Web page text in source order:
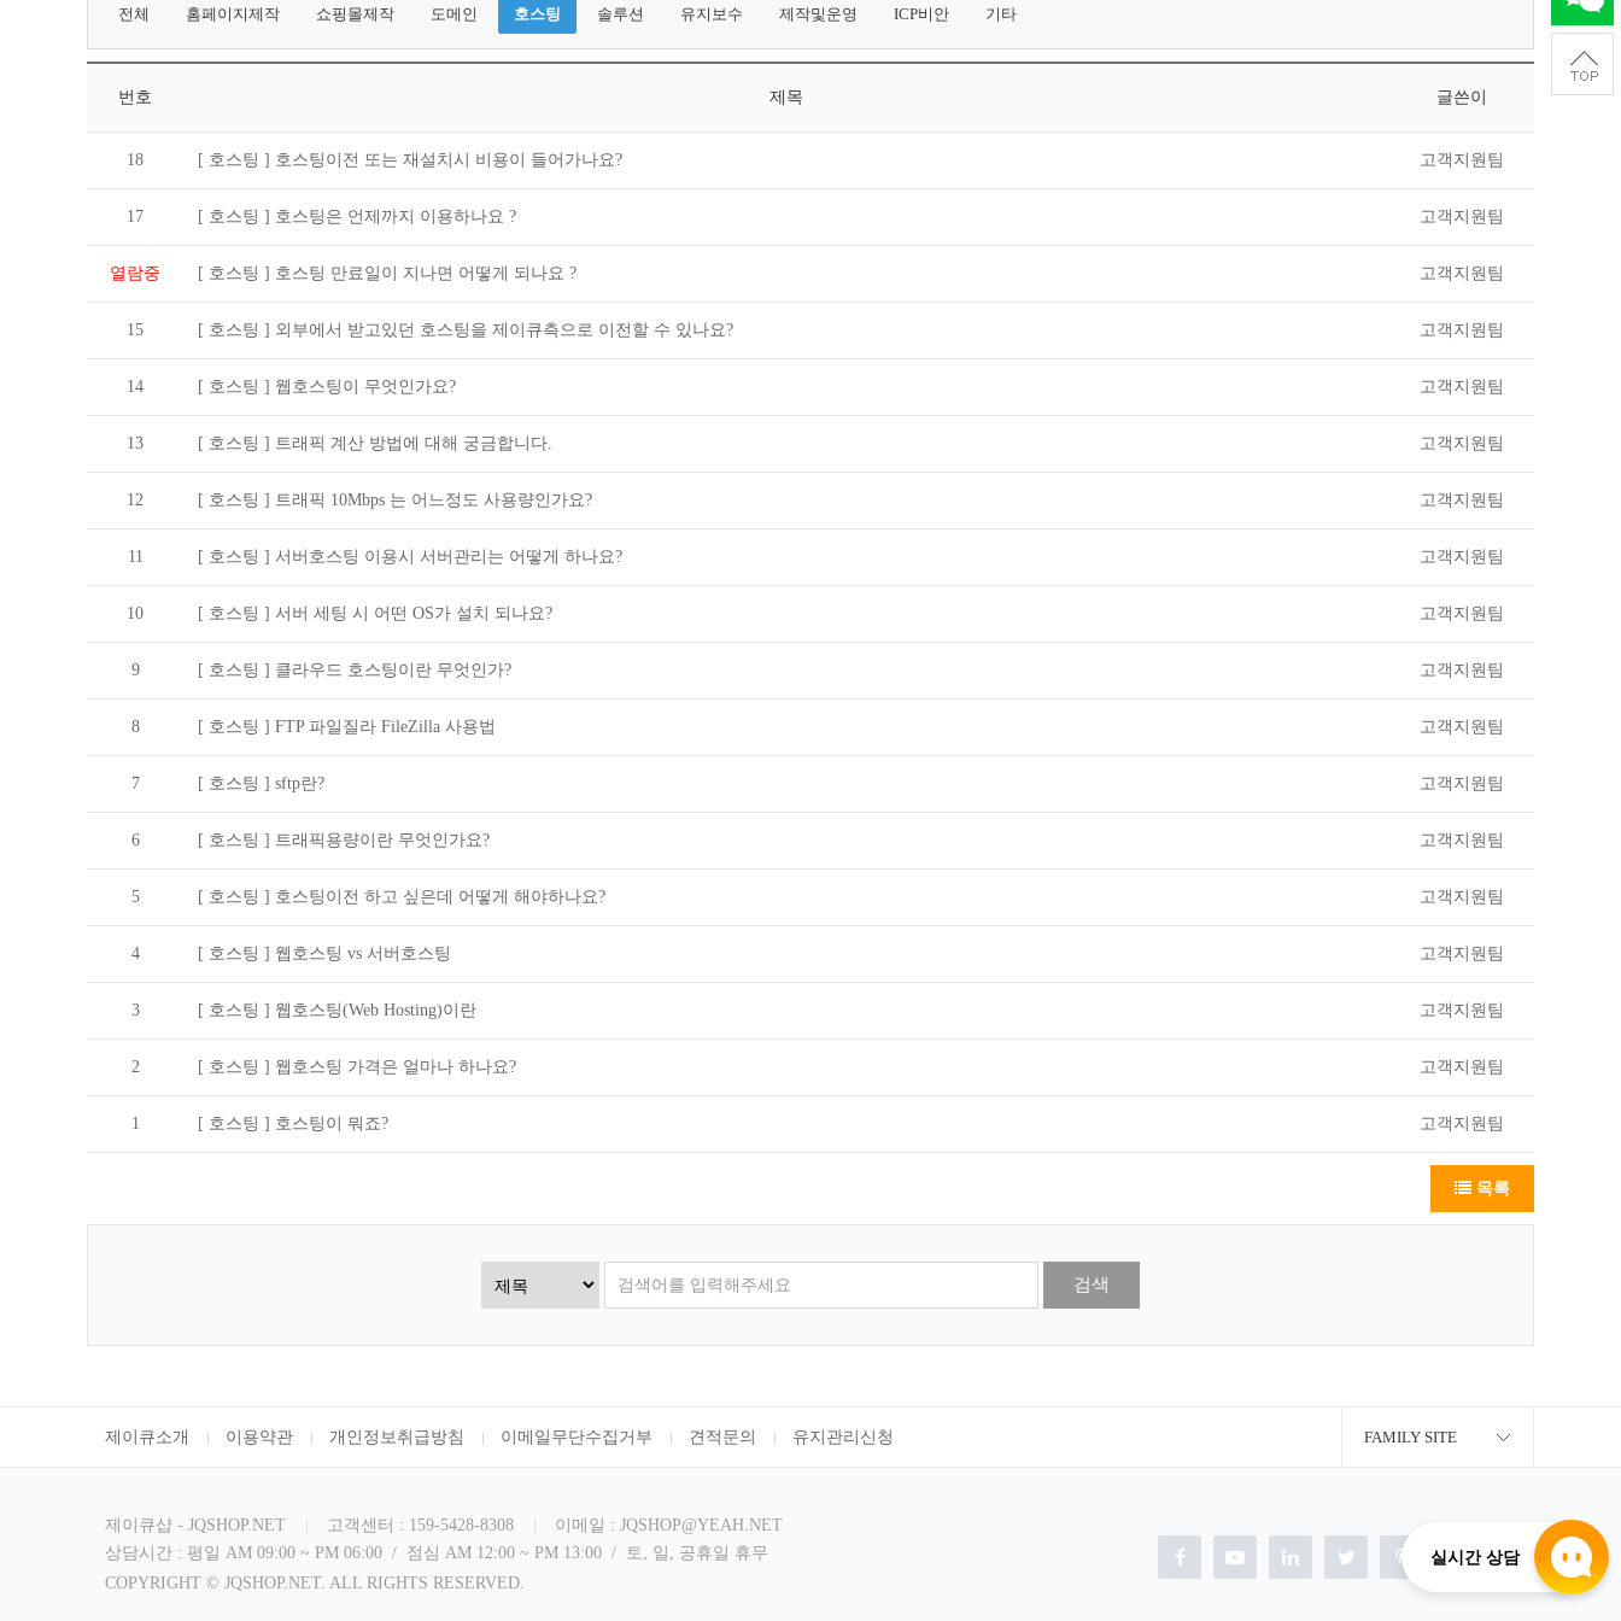
전체 홈페이지제작 쇼핑몰제작 도메인 호스팅 솔루션 유지보수 제작및운영 ICP비안 기타
번호 제목 글쓴이
18 [ 호스팅 ] 호스팅이전 또는 재설치시 비용이 들어가나요? 고객지원팀
17 [ 호스팅 ] 호스팅은 언제까지 이용하나요 ? 고객지원팀
열람중 [ 호스팅 ] 호스팅 만료일이 지나면 어떻게 되나요 ? 고객지원팀
15 [ 호스팅 ] 외부에서 받고있던 호스팅을 제이큐측으로 이전할 수 있나요? 고객지원팀
14 [ 호스팅 ] 웹호스팅이 무엇인가요? 고객지원팀
13 [ 호스팅 ] 트래픽 계산 방법에 대해 궁금합니다. 고객지원팀
12 [ 호스팅 ] 트래픽 10Mbps 는 어느정도 사용량인가요? 고객지원팀
11 [ 호스팅 ] 서버호스팅 이용시 서버관리는 어떻게 하나요? 고객지원팀
10 [ 호스팅 ] 서버 세팅 시 어떤 OS가 설치 되나요? 고객지원팀
9 [ 호스팅 ] 클라우드 호스팅이란 무엇인가? 고객지원팀
8 [ 호스팅 ] FTP 파일질라 FileZilla 사용법 고객지원팀
7 [ 호스팅 ] sftp란? 고객지원팀
6 [ 호스팅 ] 트래픽용량이란 무엇인가요? 고객지원팀
5 [ 호스팅 ] 호스팅이전 하고 싶은데 어떻게 해야하나요? 고객지원팀
4 [ 호스팅 ] 웹호스팅 vs 서버호스팅 고객지원팀
3 [ 호스팅 ] 웹호스팅(Web Hosting)이란 고객지원팀
2 [ 호스팅 ] 웹호스팅 가격은 얼마나 하나요? 고객지원팀
1 [ 호스팅 ] 호스팅이 뭐죠? 고객지원팀
목록
검색
제이큐소개 이용약관 개인정보취급방침 이메일무단수집거부 견적문의 유지관리신청 FAMILY SITE
제이큐샵 - JQSHOP.NET 고객센터 : 159-5428-8308
이메일 : JQSHOP@YEAH.NET
상담시간 : 평일 AM 09:00 ~ PM 06:00 / 점심 AM 12:00 ~ PM 13:00 / 토, 일, 공휴일 휴무
COPYRIGHT © JQSHOP.NET. ALL RIGHTS RESERVED.
실시간 상담